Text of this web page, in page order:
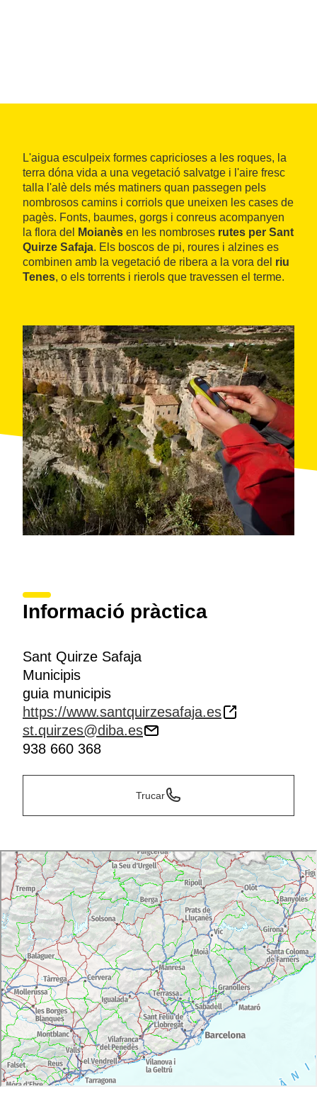
L'aigua esculpeix formes capricioses a les roques, la
terra dóna vida a una vegetació salvatge i l'aire fresc
talla l'alè dels més matiners quan passegen pels
nombrosos camins i corriols que uneixen les cases de
pagès. Fonts, baumes, gorgs i conreus acompanyen
la flora del
Moianès en les nombroses rutes per Sant
Quirze Safaja. Els boscos de pi, roures i alzines es
combinen amb la vegetació de ribera a la vora del riu
Tenes, o els torrents i rierols que travessen el terme.
Informació pràctica
Sant Quirze Safaja
Municipis
guia municipis
https://www.santquirzesafaja.es
st.quirzes@diba.es
938 660 368
Trucar